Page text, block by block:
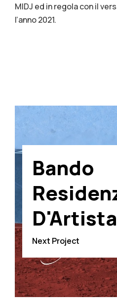
MIDJ ed in regola con il
l’anno 2021.
Bando
Next Project